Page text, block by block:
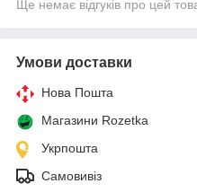
Ще немає відгуків про цей
Умови доставки
Нова Пошта
Магазини Rozetka
Укрпошта
Самовивіз